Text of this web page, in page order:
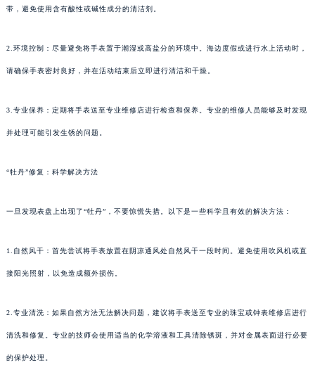
带，避免使用含有酸性或碱性成分的清洁剂。
2.环境控制：尽量避免将手表置于潮湿或高盐分的环境中。海边度假或进行水上活动时，
请确保手表密封良好，并在活动结束后立即进行清洁和干燥。
3.专业保养：定期将手表送至专业维修店进行检查和保养。专业的维修人员能够及时发现
并处理可能引发生锈的问题。
“牡丹”修复：科学解决方法
一旦发现表盘上出现了“牡丹”，不要惊慌失措。以下是一些科学且有效的解决方法：
1.自然风干：首先尝试将手表放置在阴凉通风处自然风干一段时间。避免使用吹风机或直
接阳光照射，以免造成额外损伤。
2.专业清洗：如果自然方法无法解决问题，建议将手表送至专业的珠宝或钟表维修店进行
清洗和修复。专业的技师会使用适当的化学溶液和工具清除锈斑，并对金属表面进行必要
的保护处理。